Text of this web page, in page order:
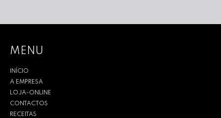
MENU
INÍCIO
A EMPRESA
LOJA-ONLINE
CONTACTOS
RECEITAS